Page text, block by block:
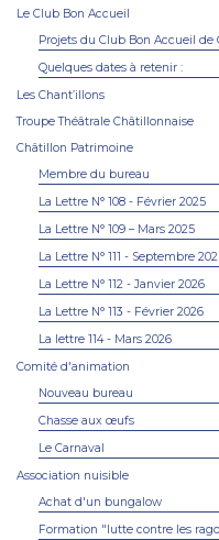
Le Club Bon Accueil
Projets du Club Bon Accueil
Quelques dates à retenir :
Les Chant’illons
Troupe Théâtrale Châtillonnaise
Châtillon Patrimoine
Membre du bureau
La Lettre N° 108 - Février 2025
La Lettre N° 109 – Mars 2025
La Lettre N° 111 - Septembre
La Lettre N° 112 - Janvier 2026
La Lettre N° 113 - Février 2026
La lettre 114 - Mars 2026
Comité d'animation
Nouveau bureau
Chasse aux œufs
Le Carnaval
Association nuisible
Achat d'un bungalow
Formation "lutte contre les